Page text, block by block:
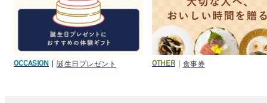
OCCASION 誕生日プレゼント OTHER 食事券